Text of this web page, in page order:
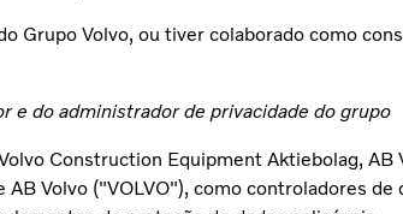
Grupo Volvo, ou tiver colaborado como
e do administrador de privacidade do grupo
Construction Equipment Aktiebolag,
Volvo ("VOLVO"), como controladores